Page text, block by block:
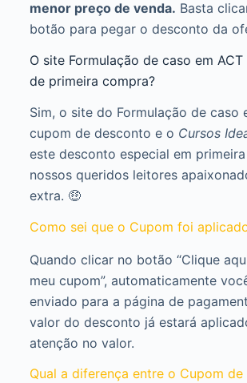
menor preço de venda. Basta
botão para pegar o desconto da
O site Formulação de caso em
de primeira compra?
Sim, o site do Formulação de caso
cupom de desconto e o Cursos
este desconto especial em
nossos queridos leitores
extra. 🤑
Como sei que o Cupom foi
Quando clicar no botão “Clique
meu cupom”, automaticamente
enviado para a página de
valor do desconto já estará
atenção no valor.
Qual a diferença entre o Cupom